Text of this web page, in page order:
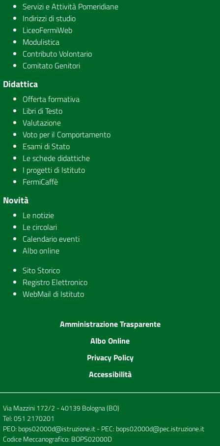
Servizi e Attività Pomeridiane
Indirizzi di studio
LiceoFermiWeb
Modulistica
Contributo Volontario
Comitato Genitori
Didattica
Offerta formativa
Libri di Testo
Valutazione
Voto per il Comportamento
Esami di Stato
Le schede didattiche
I progetti di Istituto
FermiCaffè
Novità
Le notizie
Le circolari
Calendario eventi
Albo online
Sito Storico
Registro Elettronico
WebMail di Istituto
Amministrazione Trasparente
Albo Online
Privacy Policy
Accessibilità
Via Mazzini 172/2 - 40139 Bologna (BO)
Tel:051 2170201
PEO: bops02000d@istruzione.it- PEC: bops02000d@pec.istruzione.it
Codice Meccanografico: BOPS02000D